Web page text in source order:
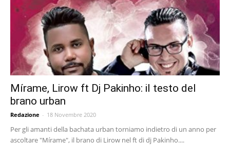
Mírame, Lirow ft Dj Pakinho: il testo del
brano urban
Redazione - 18 Novembre 2020
Per gli amanti della bachata urban torniamo indietro di un anno per
ascoltare "Mírame", il brano di Lirow nel ft di dj Pakinho....